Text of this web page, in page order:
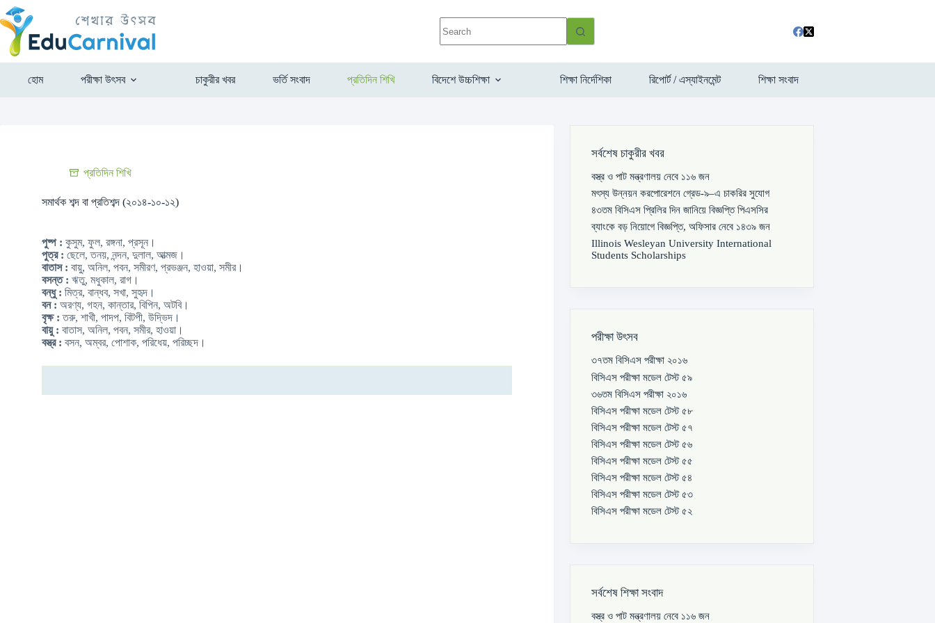
হোম পরীক্ষা উৎসব চাকুরীর খবর ভর্তি সংবাদ প্রতিদিন শিখি বিদেশে উচ্চশিক্ষা শিক্ষা নির্দেশিকা রিপোর্ট / এস্যাইনমেন্ট শিক্ষা সংবাদ
প্রতিদিন শিখি
সমার্থক শব্দ বা প্রতিশব্দ (২০১৪-১০-১২)
পুষ্প : কুসুম, ফুল, রঙ্গনা, প্রসূন।
পুত্র : ছেলে, তনয়, নন্দন, দুলাল, আত্মজ।
বাতাস : বায়ু, অনিল, পবন, সমীরণ, প্রভঞ্জন, হাওয়া, সমীর।
বসন্ত : ঋতু, মধুকাল, রাগ।
বন্ধু : মিত্র, বান্ধব, সখা, সুহৃদ।
বন : অরণ্য, গহন, কান্তার, বিপিন, অটবি।
বৃক্ষ : তরু, শাখী, পাদপ, বিটপী, উদ্ভিদ।
বায়ু : বাতাস, অনিল, পবন, সমীর, হাওয়া।
বস্ত্র : বসন, অম্বর, পোশাক, পরিধেয়, পরিচ্ছদ।
সর্বশেষ চাকুরীর খবর
বস্ত্র ও পাট মন্ত্রণালয় নেবে ১১৬ জন
মৎস্য উন্নয়ন করপোরেশনে গ্রেড-৯–এ চাকরির সুযোগ
৪৩তম বিসিএস প্রিলির দিন জানিয়ে বিজ্ঞপ্তি পিএসসির
ব্যাংকে বড় নিয়োগে বিজ্ঞপ্তি, অফিসার নেবে ১৪৩৯ জন
Illinois Wesleyan University International
Students Scholarships
পরীক্ষা উৎসব
৩৭তম বিসিএস পরীক্ষা ২০১৬
বিসিএস পরীক্ষা মডেল টেস্ট ৫৯
৩৬তম বিসিএস পরীক্ষা ২০১৬
বিসিএস পরীক্ষা মডেল টেস্ট ৫৮
বিসিএস পরীক্ষা মডেল টেস্ট ৫৭
বিসিএস পরীক্ষা মডেল টেস্ট ৫৬
বিসিএস পরীক্ষা মডেল টেস্ট ৫৫
বিসিএস পরীক্ষা মডেল টেস্ট ৫৪
বিসিএস পরীক্ষা মডেল টেস্ট ৫৩
বিসিএস পরীক্ষা মডেল টেস্ট ৫২
সর্বশেষ শিক্ষা সংবাদ
বস্ত্র ও পাট মন্ত্রণালয় নেবে ১১৬ জন